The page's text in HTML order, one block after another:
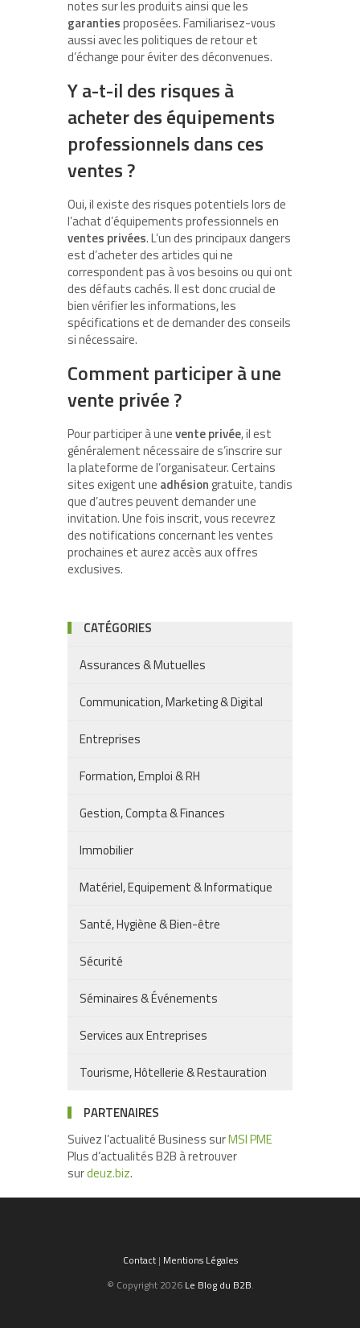
notes sur les produits ainsi que les
garantiesproposées. Familiarisez-vous
aussi avec les politiques de retour et
d’échange pour éviter des déconvenues.
Y a-t-il des risques à
acheter des équipements
professionnels dans ces
ventes ?
Oui, il existe des risques potentiels lors de
l’achat d’équipements professionnels en
ventes privées. L’un des principaux dangers
est d’acheter des articles qui ne
correspondent pas à vos besoins ou qui ont
des défauts cachés. Il est donc crucial de
bien vérifier les informations, les
spécifications et de demander des conseils
si nécessaire.
Comment participer à une
vente privée ?
Pour participer à unevente privée, il est
généralement nécessaire de s’inscrire sur
la plateforme de l’organisateur. Certains
sites exigent une adhésion gratuite, tandis
que d’autres peuvent demander une
invitation. Une fois inscrit, vous recevrez
des notifications concernant les ventes
prochaines et aurez accès aux offres
exclusives.
CATÉGORIES
Assurances & Mutuelles
Communication, Marketing & Digital
Entreprises
Formation, Emploi & RH
Gestion, Compta & Finances
Immobilier
Matériel, Equipement & Informatique
Santé, Hygiène & Bien-être
Sécurité
Séminaires & Événements
Services aux Entreprises
Tourisme, Hôtellerie & Restauration
PARTENAIRES
Suivez l’actualité Business surMSI PME
Plus d’actualités B2B à retrouver
surdeuz.biz.
Contact| Mentions Légales
© Copyright 2026 Le Blog du B2B.